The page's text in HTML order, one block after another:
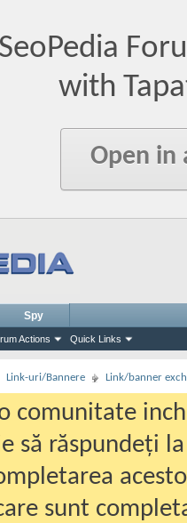
with
Open in
Actions Quick Links
Spy
Link-uri/Bannere Link/banner
comunitate
să răspundeți
sunt